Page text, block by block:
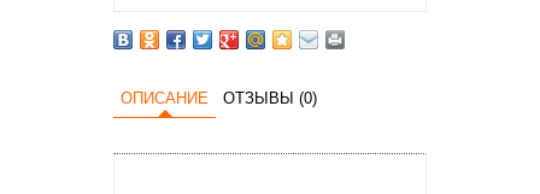
ОПИСАНИЕ ОТЗЫВЫ (0)